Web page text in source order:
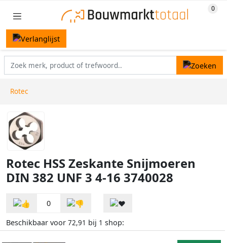
Rotec
Rotec HSS Zeskante Snijmoeren
DIN 382 UNF 3 4-16 3740028
0
Beschikbaar voor 72,91 bij 1 shop: